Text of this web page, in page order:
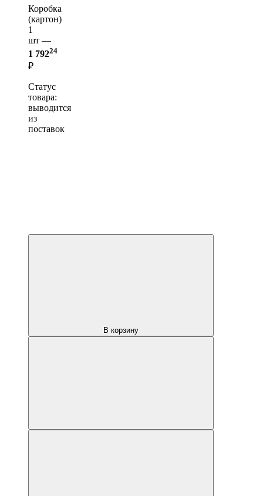
Коробка
(картон)
1
шт —
1 79224
₽
Статус
товара:
выводится
из
поставок
В корзину